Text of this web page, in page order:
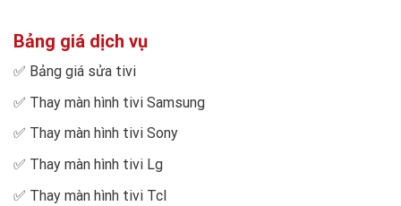
Bảng giá dịch vụ
✅ Bảng giá sửa tivi
✅ Thay màn hình tivi Samsung
✅ Thay màn hình tivi Sony
✅ Thay màn hình tivi Lg
✅ Thay màn hình tivi Tcl